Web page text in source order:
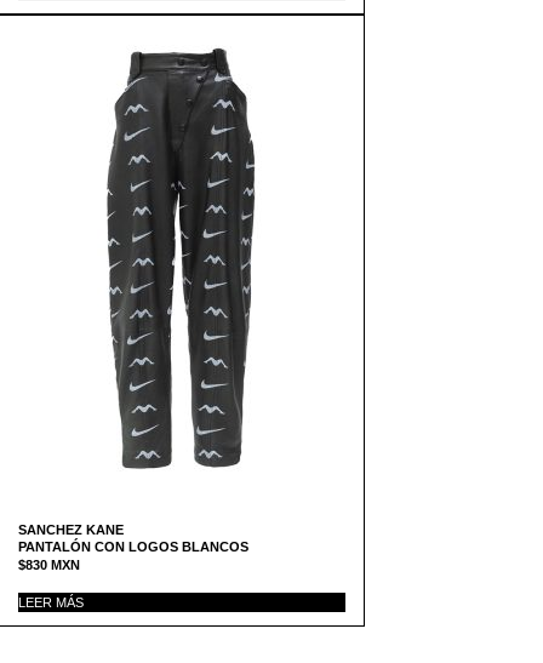
SANCHEZ KANE
PANTALÓN CON LOGOS BLANCOS
$830 MXN
LEER MÁS